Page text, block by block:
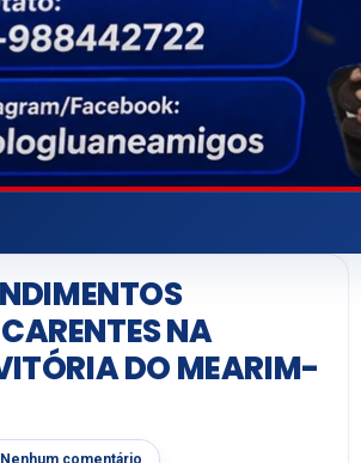
NA
DO MEARIM-
Nenhum comentário